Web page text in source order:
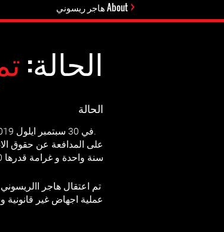
About هاجر ريسوني
الحالة:
الحالة
على المدافعة عن حقوق
سنة واحدة و غرامة قدرها 500 درهم ما يعادل 50 يورو
عملية اجهاض غير قانونية و